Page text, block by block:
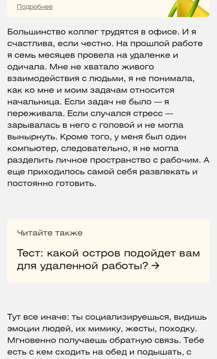
Подробнее
Большинство коллег трудятся в офисе. И я
счастлива, если честно. На прошлой работе
я семь месяцев провела на удаленке и
одичала. Мне не хватало живого
взаимодействия с людьми, я не понимала,
как ко мне и моим задачам относится
начальница. Если задач не было — я
переживала. Если случался стресс —
зарывалась в него с головой и не могла
вынырнуть. Кроме того, у меня был один
компьютер, следовательно, я не могла
разделить личное пространство с рабочим. А
еще приходилось самой себя развлекать и
постоянно готовить.
Читайте также
Тест: какой остров подойдет вам
для удаленной работы?
Тут все иначе: ты социализируешься, видишь
эмоции людей, их мимику, жесты, походку.
Мгновенно получаешь обратную связь. Тебе
есть с кем сходить на обед и подышать, с